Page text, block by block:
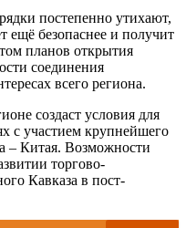
постепенно утихают,
ещё безопаснее и получит
планов открытия
соединения
всего региона.
создаст условия для
с участием крупнейшего
– Китая. Возможности
торгово-
Кавказа в пост-